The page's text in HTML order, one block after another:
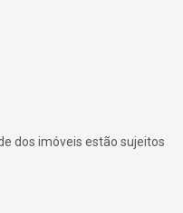
dos imóveis estão sujeitos